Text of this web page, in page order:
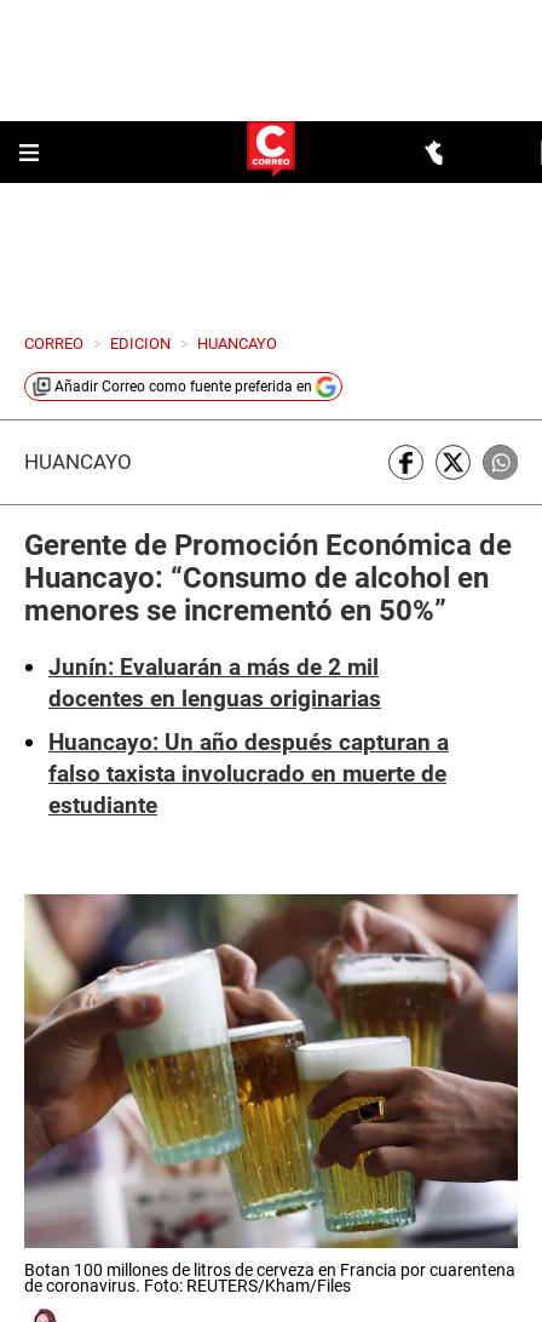
CORREO > EDICION > HUANCAYO
Añadir Correo como fuente preferida en
HUANCAYO
Gerente de Promoción Económica de
Huancayo: “Consumo de alcohol en
menores se incrementó en 50%”
Junín: Evaluarán a más de 2 mil
docentes en lenguas originarias
Huancayo: Un año después capturan a
falso taxista involucrado en muerte de
estudiante
Botan 100 millones de litros de cerveza en Francia por cuarentena
de coronavirus. Foto: REUTERS/Kham/Files